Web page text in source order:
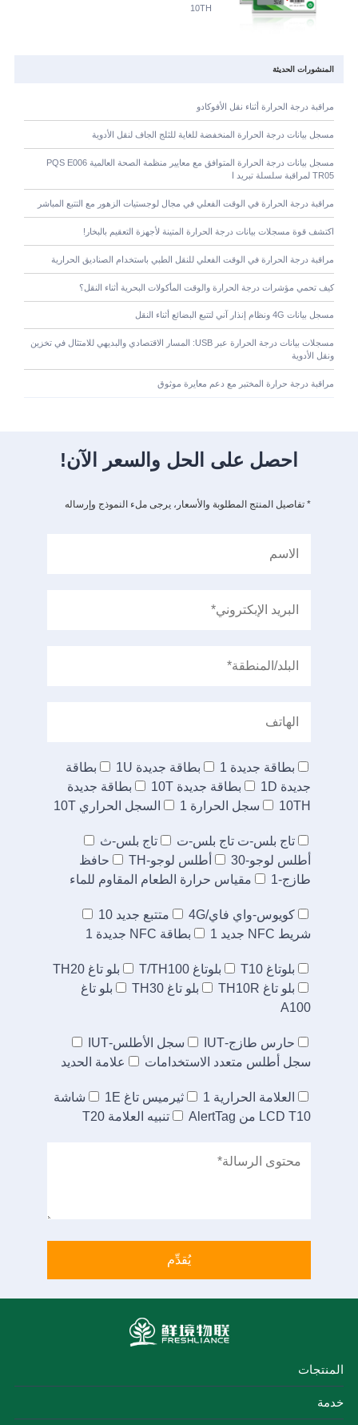
10TH
المنشورات الحديثة
مراقبة درجة الحرارة أثناء نقل الأفوكادو
مسجل بيانات درجة الحرارة المنخفضة للغاية للثلج الجاف لنقل الأدوية
مسجل بيانات درجة الحرارة المتوافق مع معايير منظمة الصحة العالمية PQS E006
TR05 لمراقبة سلسلة تبريد ا
مراقبة درجة الحرارة في الوقت الفعلي في مجال لوجستيات الزهور مع التتبع المباشر
اكتشف قوة مسجلات بيانات درجة الحرارة المتينة لأجهزة التعقيم بالبخار!
مراقبة درجة الحرارة في الوقت الفعلي للنقل الطبي باستخدام الصناديق الحرارية
كيف تحمي مؤشرات درجة الحرارة والوقت المأكولات البحرية أثناء النقل؟
مسجل بيانات 4G ونظام إنذار آني لتتبع البضائع أثناء النقل
مسجلات بيانات درجة الحرارة عبر USB: المسار الاقتصادي والبديهي للامتثال في تخزين
ونقل الأدوية
مراقبة درجة حرارة المختبر مع دعم معايرة موثوق
احصل على الحل والسعر الآن!
* تفاصيل المنتج المطلوبة والأسعار، يرجى ملء النموذج وإرساله
بطاقة جديدة 1 بطاقة جديدة 1U
بطاقة
جديدة 1D
بطاقة جديدة 10T
بطاقة جديدة
10TH
سجل الحرارة 1 السجل الحراري 10T
تاج بلس-ت تاج بلس-ت
تاج بلس-ث
أطلس لوجو-30
أطلس لوجو-TH
حافظ
طازج-1
مقياس حرارة الطعام المقاوم للماء
كويوس-واي فاي/4G
متتبع جديد 10
شريط NFC جديد 1
بطاقة NFC جديدة 1
بلوتاغ T10 بلوتاغ T/TH100
بلو تاغ TH20
بلو تاغ TH10R
بلو تاغ TH30
بلو تاغ
A100
حارس طازج-IUT
سجل الأطلس-IUT
سجل أطلس متعدد الاستخدامات
علامة الحديد
العلامة الحرارية 1 ثيرميس تاغ 1E
شاشة
LCD T10 من AlertTag
تنبيه العلامة T20
المنتجات
خدمة